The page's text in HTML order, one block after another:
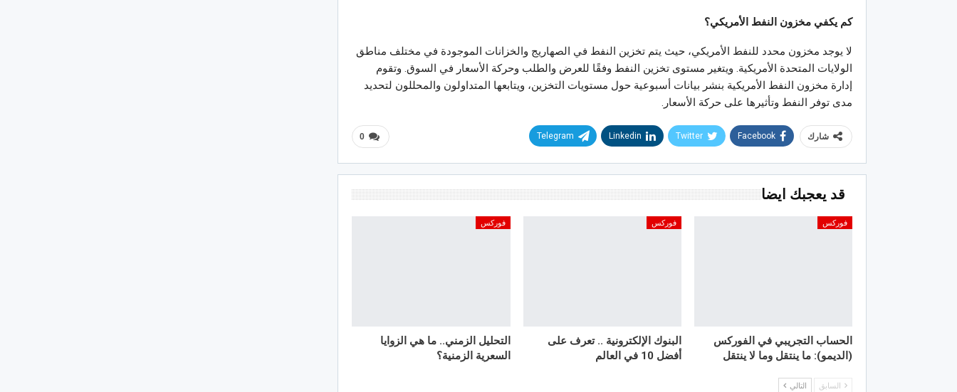
كم يكفي مخزون النفط الأمريكي؟
لا يوجد مخزون محدد للنفط الأمريكي، حيث يتم تخزين النفط في الصهاريج والخزانات الموجودة في مختلف مناطق
الولايات المتحدة الأمريكية. ويتغير مستوى تخزين النفط وفقًا للعرض والطلب وحركة الأسعار في السوق. وتقوم
إدارة مخزون النفط الأمريكية بنشر بيانات أسبوعية حول مستويات التخزين، ويتابعها المتداولون والمحللون لتحديد
مدى توفر النفط وتأثيرها على حركة الأسعار.
0 شارك Facebook
Twitter
Linkedin
Telegram
قد يعجبك ايضا
فوركس
الحساب التجريبي في الفوركس
(الديمو): ما ينتقل وما لا ينتقل
فوركس
البنوك الإلكترونية .. تعرف على
أفضل 10 في العالم
فوركس
التحليل الزمني.. ما هي الزوايا
السعرية الزمنية؟
السابق التالي